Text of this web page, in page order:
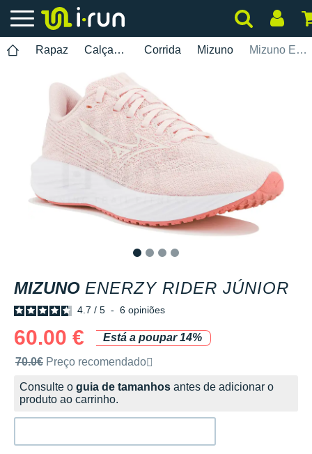
Rapaz Calçados Corrida Mizuno Mizuno Enerzy Rider Júnior
MIZUNO ENERZY RIDER JÚNIOR
4.7 / 5 - 6 opiniões
60.00 €
Está a poupar 14%
Preço de venda recomendado pela marca
70.0€ Preço recomendado
Consulte o guia de tamanhos antes de adicionar o
produto ao carrinho.